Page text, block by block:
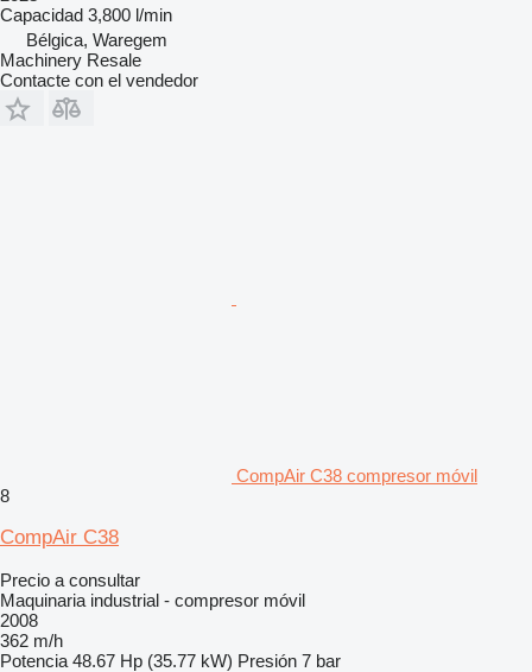
Capacidad 3,800 l/min
Bélgica, Waregem
Machinery Resale
Contacte con el vendedor
CompAir C38 compresor móvil
8
CompAir C38
Precio a consultar
Maquinaria industrial - compresor móvil
2008
362 m/h
Potencia 48.67 Hp (35.77 kW) Presión 7 bar